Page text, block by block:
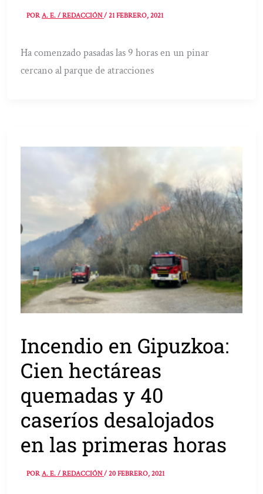
PORA. E. / REDACCIÓN/21 FEBRERO, 2021
Ha comenzado pasadas las 9 horas en un pinar
cercano al parque de atracciones
Incendio en Gipuzkoa:
Cien hectáreas
quemadas y 40
caseríos desalojados
en las primeras horas
PORA. E. / REDACCIÓN/20 FEBRERO, 2021